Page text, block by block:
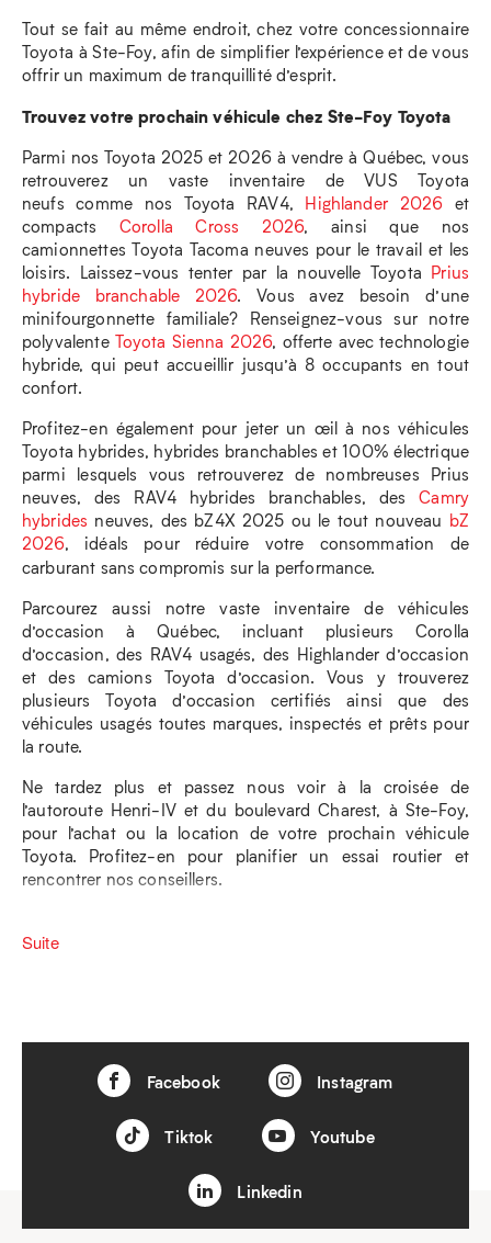
Tout se fait au même endroit, chez votre concessionnaire
Toyota à Ste-Foy, afin de simplifier l’expérience et de vous
offrir un maximum de tranquillité d’esprit.
Trouvez votre prochain véhicule chez Ste-Foy Toyota
Parmi nos Toyota 2025 et 2026 à vendre à Québec, vous
retrouverez un vaste inventaire de VUS Toyota
neufs comme nos Toyota RAV4, Highlander 2026 et
compacts Corolla Cross 2026, ainsi que nos
camionnettes Toyota Tacoma neuves pour le travail et les
loisirs. Laissez-vous tenter par la nouvelle Toyota Prius
hybride branchable 2026. Vous avez besoin d’une
minifourgonnette familiale? Renseignez-vous sur notre
polyvalente Toyota Sienna 2026, offerte avec technologie
hybride, qui peut accueillir jusqu’à 8 occupants en tout
confort.
Profitez-en également pour jeter un œil à nos véhicules
Toyota hybrides, hybrides branchables et 100% électrique
parmi lesquels vous retrouverez de nombreuses Prius
neuves, des RAV4 hybrides branchables, desCamry
hybrides neuves, des bZ4X 2025 ou le tout nouveau bZ
2026, idéals pour réduire votre consommation de
carburant sans compromis sur la performance.
Parcourez aussi notre vaste inventaire de véhicules
d’occasion à Québec, incluant plusieurs Corolla
d’occasion, des RAV4 usagés, des Highlander d’occasion
et des camions Toyota d’occasion. Vous y trouverez
plusieurs Toyota d’occasion certifiés ainsi que des
véhicules usagés toutes marques, inspectés et prêts pour
la route.
Ne tardez plus et passez nous voir à la croisée de
l’autoroute Henri-IV et du boulevard Charest, à Ste-Foy,
pour l’achat ou la location de votre prochain véhicule
Toyota. Profitez-en pour planifier un essai routier et
rencontrer nos conseillers.
Suite
Facebook Instagram
Tiktok Youtube
Linkedin